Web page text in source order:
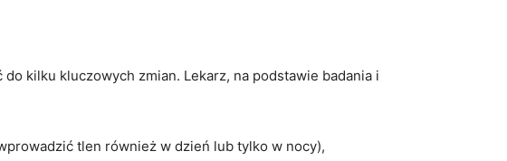
kilku kluczowych zmian. Lekarz, na podstawie badania i
tlen również w dzień lub tylko w nocy),